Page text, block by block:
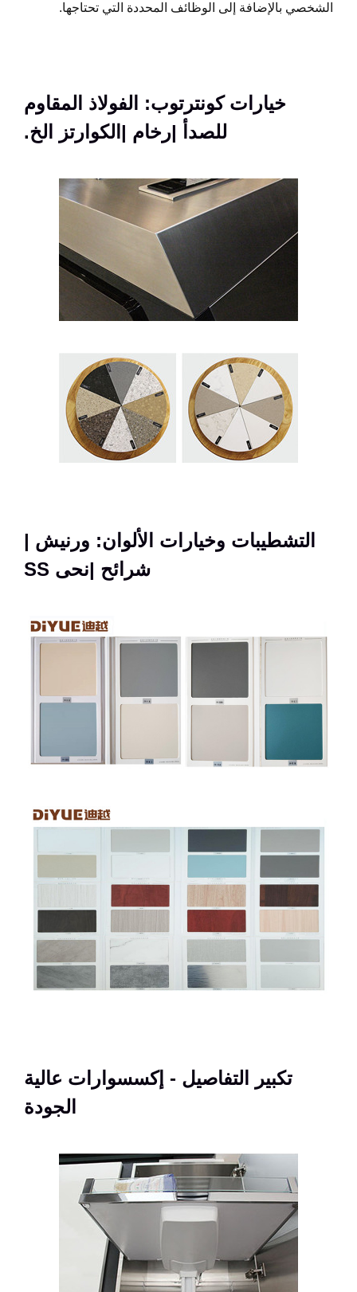
الشخصي بالإضافة إلى الوظائف المحددة التي تحتاجها.
خيارات كونترتوب: الفولاذ المقاوم
للصدأ |رخام |الكوارتز الخ.
التشطيبات وخيارات الألوان: ورنيش |
شرائح |نحى SS
تكبير التفاصيل - إكسسوارات عالية
الجودة